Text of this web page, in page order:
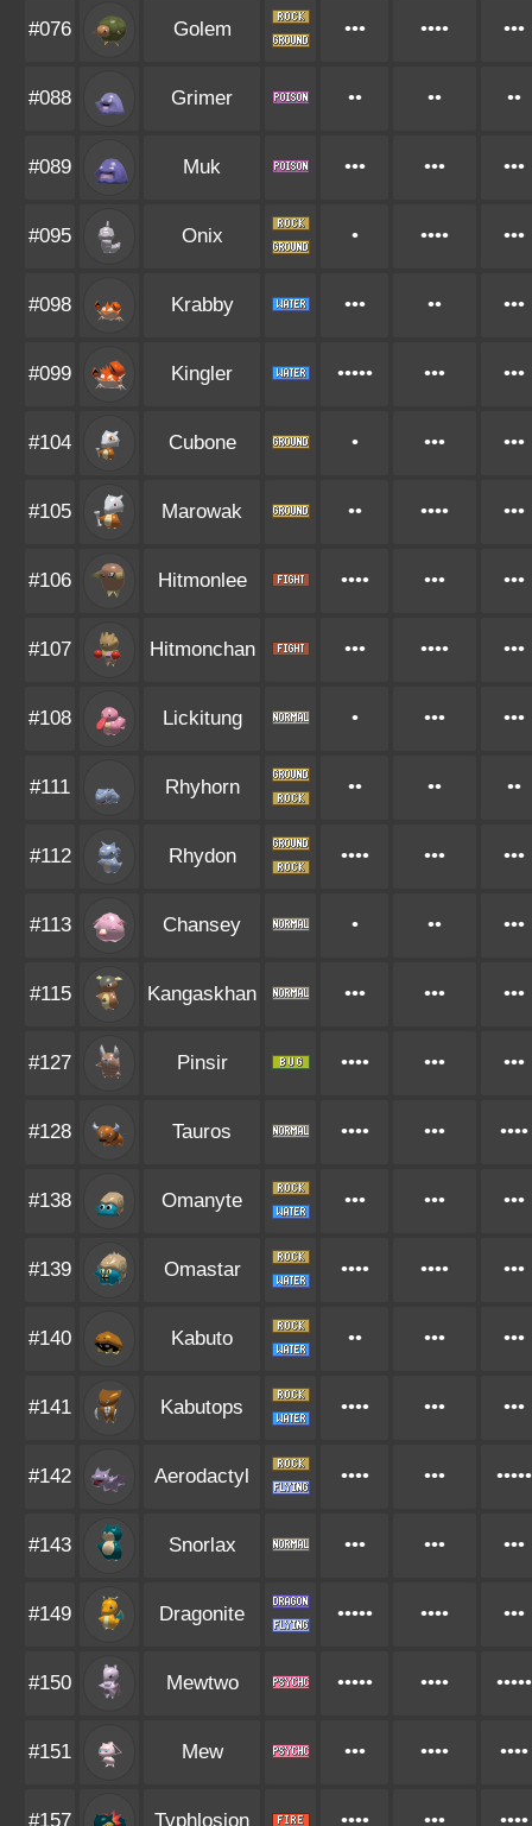
#076 Golem ••• •••• •••
#088 Grimer •• •• ••
#089 Muk ••• ••• •••
#095 Onix • •••• •••
#098 Krabby ••• •• •••
#099 Kingler ••••• ••• •••
#104 Cubone • ••• •••
#105 Marowak •• •••• •••
#106 Hitmonlee •••• ••• •••
#107 Hitmonchan ••• •••• •••
#108 Lickitung • ••• •••
#111 Rhyhorn •• •• ••
#112 Rhydon •••• ••• •••
#113 Chansey • •• •••
#115 Kangaskhan ••• ••• •••
#127 Pinsir •••• ••• •••
#128 Tauros •••• ••• ••••
#138 Omanyte ••• ••• •••
#139 Omastar •••• •••• •••
#140 Kabuto •• ••• •••
#141 Kabutops •••• ••• •••
#142 Aerodactyl •••• ••• •••••
#143 Snorlax ••• ••• •••
#149 Dragonite ••••• •••• •••
#150 Mewtwo ••••• •••• •••••
#151 Mew ••• •••• ••••
#157 Typhlosion •••• ••• ••••